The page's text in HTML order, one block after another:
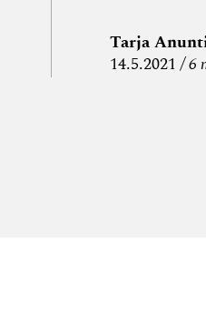
Tarja
14.5.2021
6